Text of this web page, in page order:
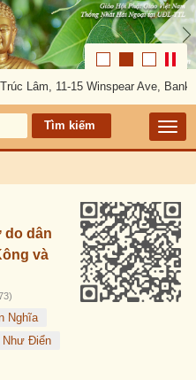
Lâm, 11-15 Winspear Ave,
do dân
và
Nghĩa
Như Điển